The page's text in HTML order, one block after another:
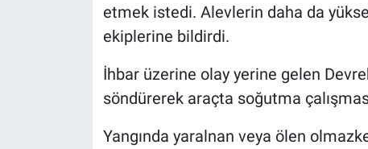
etmek istedi. Alevlerin daha da
ekiplerine bildirdi.
İhbar üzerine olay yerine gelen
söndürerek araçta soğutma
Yangında yaralnan veya ölen